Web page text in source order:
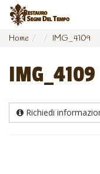
Home IMG_4109
IMG_4109
Richiedi